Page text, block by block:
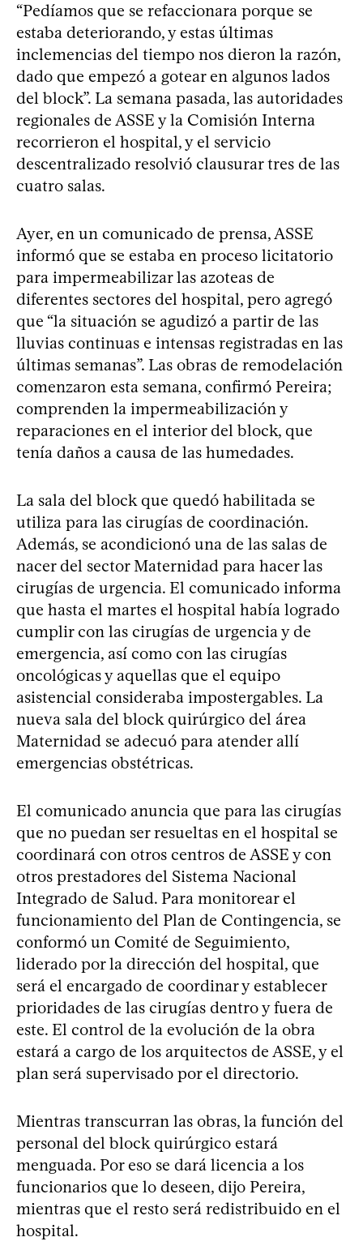
“Pedíamos que se refaccionara porque se
estaba deteriorando, y estas últimas
inclemencias del tiempo nos dieron la razón,
dado que empezó a gotear en algunos lados
del block”. La semana pasada, las autoridades
regionales de ASSE y la Comisión Interna
recorrieron el hospital, y el servicio
descentralizado resolvió clausurar tres de las
cuatro salas.
Ayer, en un comunicado de prensa, ASSE
informó que se estaba en proceso licitatorio
para impermeabilizar las azoteas de
diferentes sectores del hospital, pero agregó
que “la situación se agudizó a partir de las
lluvias continuas e intensas registradas en las
últimas semanas”. Las obras de remodelación
comenzaron esta semana, confirmó Pereira;
comprenden la impermeabilización y
reparaciones en el interior del block, que
tenía daños a causa de las humedades.
La sala del block que quedó habilitada se
utiliza para las cirugías de coordinación.
Además, se acondicionó una de las salas de
nacer del sector Maternidad para hacer las
cirugías de urgencia. El comunicado informa
que hasta el martes el hospital había logrado
cumplir con las cirugías de urgencia y de
emergencia, así como con las cirugías
oncológicas y aquellas que el equipo
asistencial consideraba impostergables. La
nueva sala del block quirúrgico del área
Maternidad se adecuó para atender allí
emergencias obstétricas.
El comunicado anuncia que para las cirugías
que no puedan ser resueltas en el hospital se
coordinará con otros centros de ASSE y con
otros prestadores del Sistema Nacional
Integrado de Salud. Para monitorear el
funcionamiento del Plan de Contingencia, se
conformó un Comité de Seguimiento,
liderado por la dirección del hospital, que
será el encargado de coordinar y establecer
prioridades de las cirugías dentro y fuera de
este. El control de la evolución de la obra
estará a cargo de los arquitectos de ASSE, y el
plan será supervisado por el directorio.
Mientras transcurran las obras, la función del
personal del block quirúrgico estará
menguada. Por eso se dará licencia a los
funcionarios que lo deseen, dijo Pereira,
mientras que el resto será redistribuido en el
hospital.